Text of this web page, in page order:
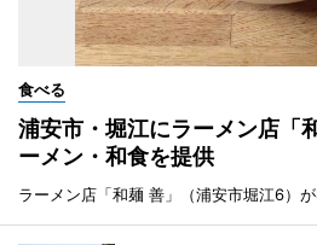
食べる
浦安市・堀江にラーメン店「
ーメン・和食を提供
ラーメン店「和麺 善」（浦安市堀江6）